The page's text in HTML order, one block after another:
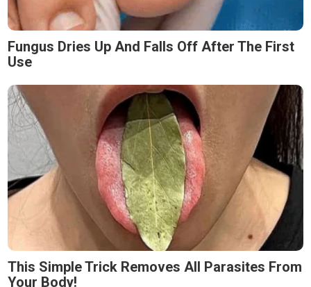
Fungus Dries Up And Falls Off After The First
Use
This Simple Trick Removes All Parasites From
Your Body!